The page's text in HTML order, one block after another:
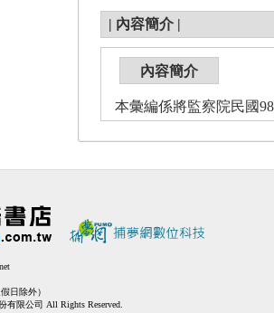
| 內容簡介 |
內容簡介
本彙編係將監察院民國
日除外）
限公司 All Rights Reserved.